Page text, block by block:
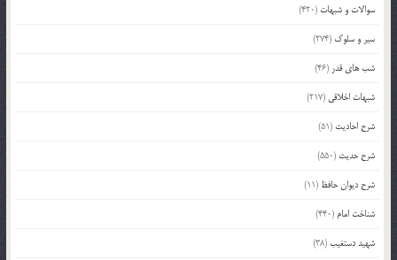
سوالات و شبهات (420)
سیر و سلوک (274)
شب های قدر (46)
شبهات اخلاقی (217)
شرح احادیث (51)
شرح حدیث (550)
شرح دیوان حافظ (11)
شناخت امام (440)
شهید دستغیب(38)